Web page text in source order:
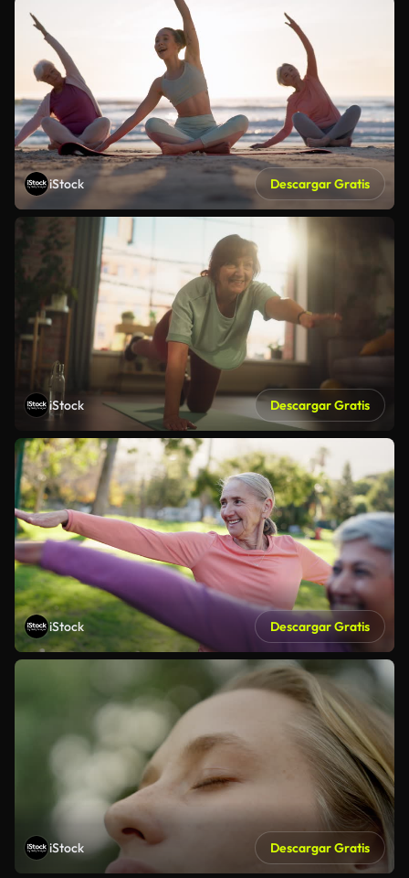
iStock Descargar Gratis
iStock Descargar Gratis
iStock Descargar Gratis
iStock Descargar Gratis